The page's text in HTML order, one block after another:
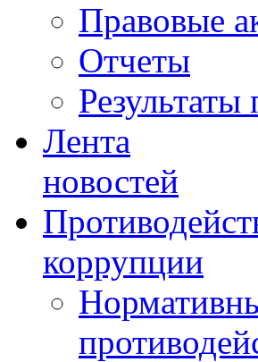
Правовые
Отчеты
Результаты
Лента
новостей
коррупции